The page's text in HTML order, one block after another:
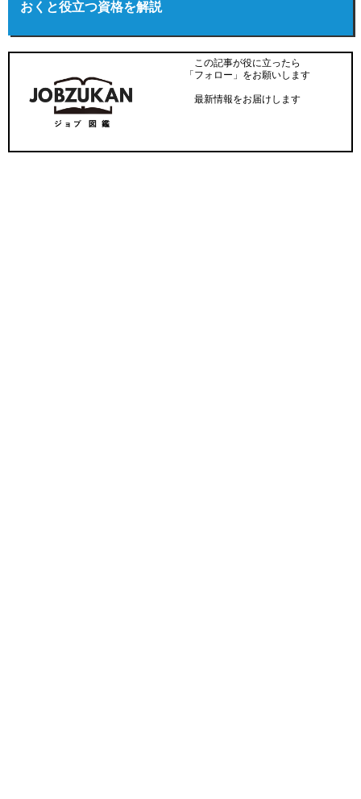
おくと役立つ資格を解説
この記事が役に立ったら
「フォロー」をお願いします
最新情報をお届けします